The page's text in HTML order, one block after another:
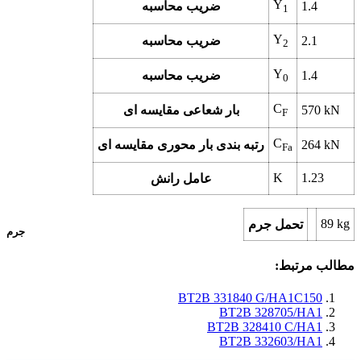
ضریب محاسبه Y1 1.4
ضریب محاسبه Y2 2.1
ضریب محاسبه Y0 1.4
بار شعاعی مقایسه ای CF 570 kN
رتبه بندی بار محوری مقایسه ای CFa 264 kN
عامل رانش K 1.23
جرم
تحمل جرم 89 kg
مطالب مرتبط:
BT2B 331840 G/HA1C150
BT2B 328705/HA1
BT2B 328410 C/HA1
BT2B 332603/HA1